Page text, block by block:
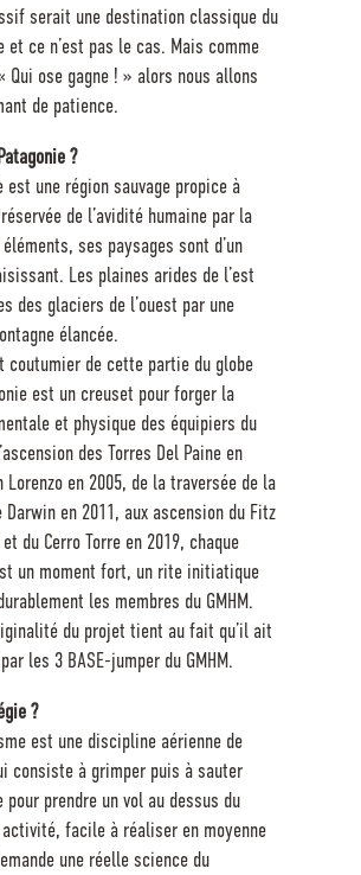
serait une destination classique du
et ce n’est pas le cas. Mais comme
Qui ose gagne ! » alors nous allons
de patience.
?
est une région sauvage propice à
de l’avidité humaine par la
ses paysages sont d’un
Les plaines arides de l’est
des glaciers de l’ouest par une
élancée.
coutumier de cette partie du globe
est un creuset pour forger la
et physique des équipiers du
des Torres Del Paine en
Lorenzo en 2005, de la traversée de la
en 2011, aux ascension du Fitz
du Cerro Torre en 2019, chaque
un moment fort, un rite initiatique
les membres du GMHM.
du projet tient au fait qu’il ait
les 3 BASE-jumper du GMHM.
?
est une discipline aérienne de
consiste à grimper puis à sauter
pour prendre un vol au dessus du
facile à réaliser en moyenne
une réelle science du